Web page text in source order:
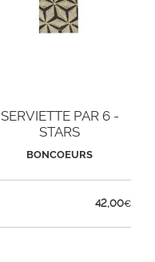
SERVIETTE PAR 6 -
STARS
BONCOEURS
42,00€